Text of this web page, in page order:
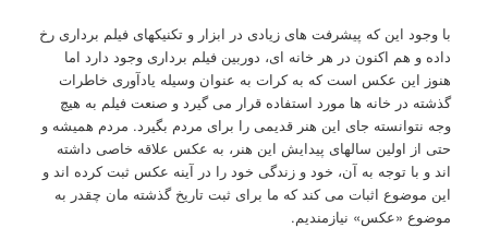
با وجود این که پیشرفت های زیادی در ابزار و تکنیکهای فیلم برداری رخ
داده و هم اکنون در هر خانه ای، دوربین فیلم برداری وجود دارد اما
هنوز این عکس است که به کرات به عنوان وسیله یادآوری خاطرات
گذشته در خانه ها مورد استفاده قرار می گیرد و صنعت فیلم به هیچ
وجه نتوانسته جای این هنر قدیمی را برای مردم بگیرد. مردم همیشه و
حتی از اولین سالهای پیدایش این هنر، به عکس علاقه خاصی داشته
اند و با توجه به آن، خود و زندگی خود را در آینه عکس ثبت کرده اند و
این موضوع اثبات می کند که ما برای ثبت تاریخ گذشته مان چقدر به
موضوع «عکس» نیازمندیم.